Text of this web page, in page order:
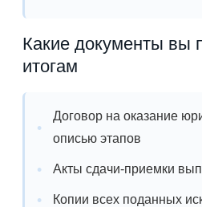
Какие документы вы
итогам
Договор на оказание
описью этапов
Акты сдачи-приемки
Копии всех поданных